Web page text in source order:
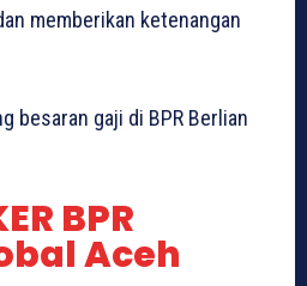
memberikan ketenangan
besaran gaji di BPR Berlian
BPR
Aceh